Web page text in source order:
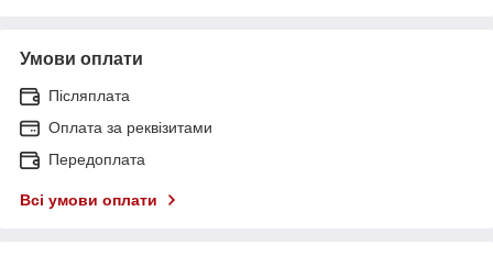
Умови оплати
Післяплата
Оплата за реквізитами
Передоплата
Всі умови оплати